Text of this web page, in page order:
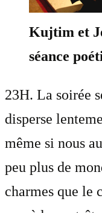
Kujtim et
séance
23H. La soirée
disperse
même si nous
peu plus de
charmes que le